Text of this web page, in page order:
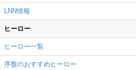
LNN情報
ヒーロー
ヒーロー一覧
序盤のおすすめヒーロー